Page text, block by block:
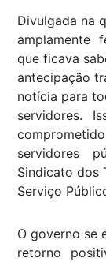
Divulgada na
amplamente
que ficava
antecipação
notícia para
servidores.
servidores
Sindicato dos
Serviço
O governo
retorno